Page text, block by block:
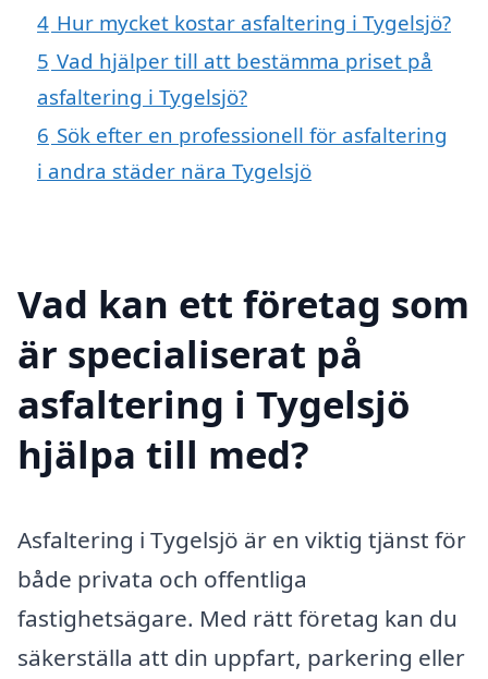
4 Hur mycket kostar asfaltering i Tygelsjö?
5 Vad hjälper till att bestämma priset på
asfaltering i Tygelsjö?
6 Sök efter en professionell för asfaltering
i andra städer nära Tygelsjö
Vad kan ett företag som
är specialiserat på
asfaltering i Tygelsjö
hjälpa till med?
Asfaltering i Tygelsjö är en viktig tjänst för
både privata och offentliga
fastighetsägare. Med rätt företag kan du
säkerställa att din uppfart, parkering eller